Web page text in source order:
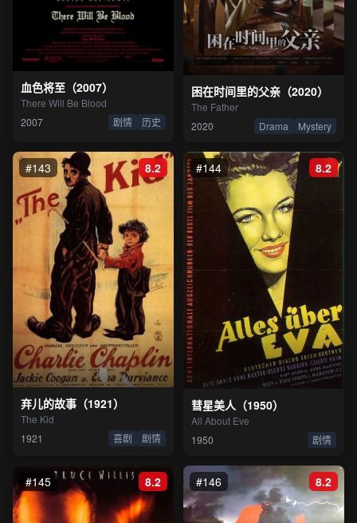
血色将至（2007）
There Will Be Blood
2007
剧情 历史
困在时间里的父亲（2020）
The Father
2020
Drama Mystery
8.2
#143
弃儿的故事（1921）
The Kid
1921
喜剧 剧情
8.2
#144
彗星美人（1950）
All About Eve
1950
剧情
8.2
#145 8.2
#146